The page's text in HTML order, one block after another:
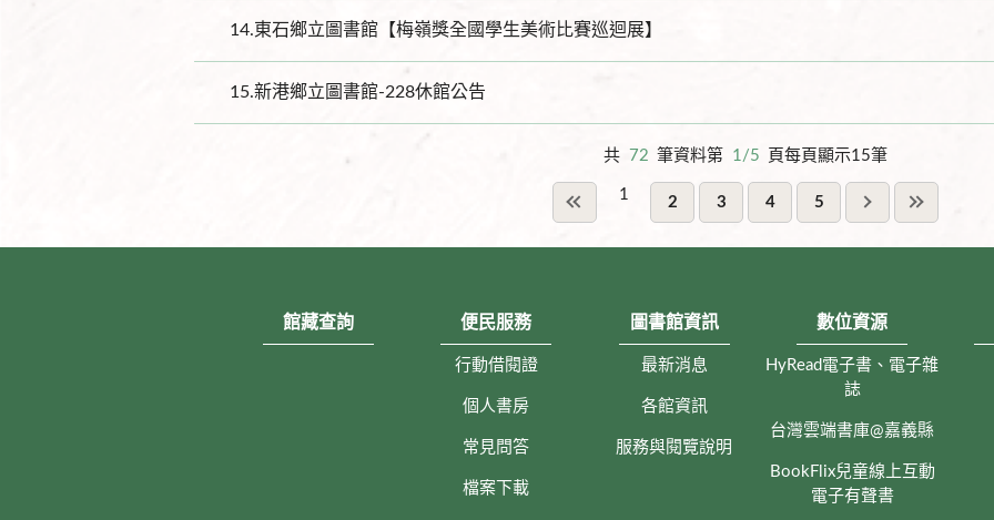
14.東石鄉立圖書館【梅嶺獎全國學生美術比賽巡迴展】
15.新港鄉立圖書館-228休館公告
共 72 筆資料第 1/5 頁每頁顯示15筆
1 2 3 4 5
館藏查詢 便民服務
行動借閱證
個人書房
常見問答
檔案下載
圖書館資訊
最新消息
各館資訊
服務與閱覽說明
數位資源
HyRead電子書、電子雜
誌
台灣雲端書庫@嘉義縣
BookFlix兒童線上互動
電子有聲書